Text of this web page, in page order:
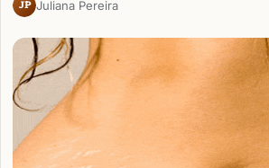
JP Juliana Pereira